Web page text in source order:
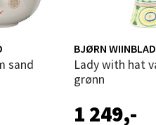
sand
BJØRN WIINBLAD
Lady with hat vase 24,5 cm
grønn
1 249,-
Orkanger
113, 7300 Orkanger